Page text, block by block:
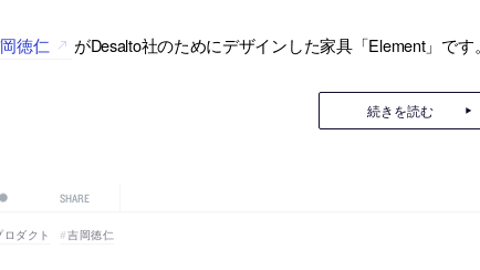
徳仁 がDesalto社のためにデザインした家具「Element」です。
続きを読む
SHARE
ロダクト 吉岡徳仁